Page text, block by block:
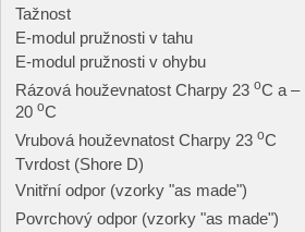
Tažnost
E-modul pružnosti v tahu
E-modul pružnosti v ohybu
Rázová houževnatost Charpy 23 oC a –
20 oC
Vrubová houževnatost Charpy 23 oC
Tvrdost (Shore D)
Vnitřní odpor (vzorky "as made")
Povrchový odpor (vzorky "as made")